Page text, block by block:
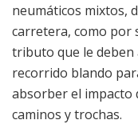
neumáticos mixtos,
carretera, como por
tributo que le
recorrido blando
absorber el impacto
caminos y trochas.